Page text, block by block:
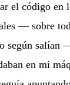
el código en
— sobre
según salían
en mi